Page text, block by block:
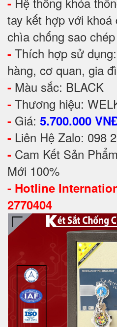
tay kết hợp với
chìa chống sao chép
- Thích hợp sử
hàng, cơ quan, gia
- Màu sắc: BLACK
- Thương hiệu:
- Giá: 5.700.000
- Liên Hệ Zalo: 098
- Cam Kết Sản
Mới 100%
- Hotline
2770404